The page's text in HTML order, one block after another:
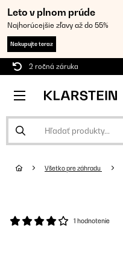
Leto v plnom prúde
Najhorúcejšie zľavy až do 55%
Nakupujte teraz
2 ročná záruka
Všetko pre záhradu
1 hodnotenie